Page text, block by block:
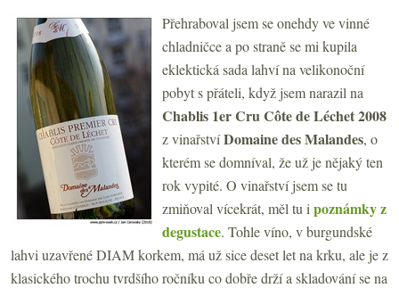
Přehraboval jsem se onehdy ve vinné
chladničce a po straně se mi kupila
eklektická sada lahví na velikonoční
pobyt s přáteli, když jsem narazil na
Chablis 1er Cru Côte de Léchet 2008
z vinařstvíDomaine des Malandes, o
kterém se domníval, že už je nějaký ten
rok vypité. O vinařství jsem se tu
zmiňoval vícekrát, měl tu i poznámky z
degustace. Tohle víno, v burgundské
lahvi uzavřené DIAM korkem, má už sice deset let na krku, ale je z
klasického trochu tvrdšího ročníku co dobře drží a skladování se na